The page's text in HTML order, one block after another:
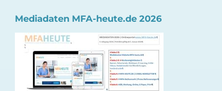
Mediadaten MFA-heute.de 2026